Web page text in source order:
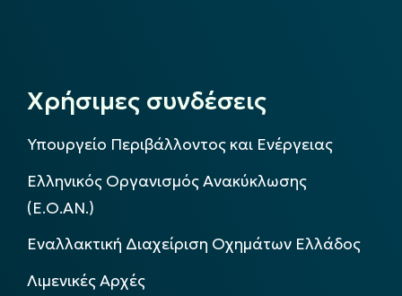
Χρήσιμες συνδέσεις
Υπουργείο Περιβάλλοντος και Ενέργειας
Ελληνικός Οργανισμός Ανακύκλωσης
(Ε.Ο.ΑΝ.)
Εναλλακτική Διαχείριση Οχημάτων Ελλάδος
Λιμενικές Αρχές